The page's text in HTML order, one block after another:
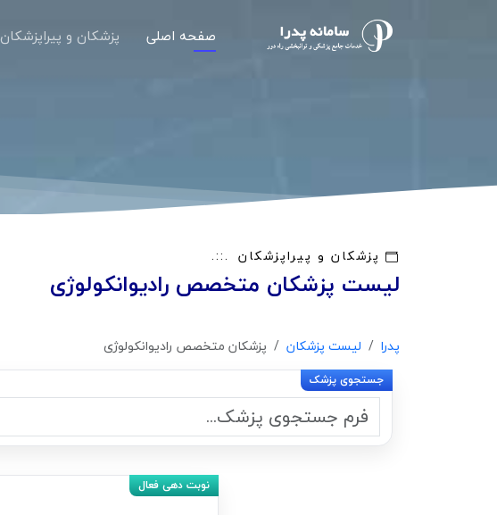
صفحه اصلی پزشکان و پیراپزشکان
پزشکان و پیراپزشکان
لیست پزشکان متخصص رادیوانکولوژی
پدرا لیست پزشکان پزشکان متخصص رادیوانکولوژی